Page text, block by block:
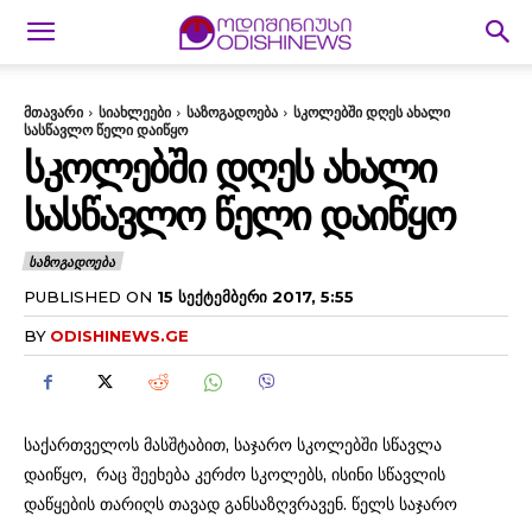
მთავარი სიახლეები საზოგადოება
სკოლებში დღეს ახალი
სასწავლო წელი დაიწყო
ᲡᲙᲝᲚᲔᲑᲨᲘ ᲓᲦᲔᲡ ᲐᲮᲐᲚᲘ
ᲡᲐᲡᲬᲐᲕᲚᲝ ᲬᲔᲚᲘ ᲓᲐᲘᲬᲧᲝ
ᲡᲐᲖᲝᲒᲐᲓᲝᲔᲑᲐ
PUBLISHED ON 15 ᲡᲔᲥᲢᲔᲛᲑᲔᲠᲘ 2017, 5:55
BY ODISHINEWS.GE
საქართველოს მასშტაბით, საჯარო სკოლებში სწავლა
დაიწყო, რაც შეეხება კერძო სკოლებს, ისინი სწავლის
დაწყების თარიღს თავად განსაზღვრავენ. წელს საჯარო